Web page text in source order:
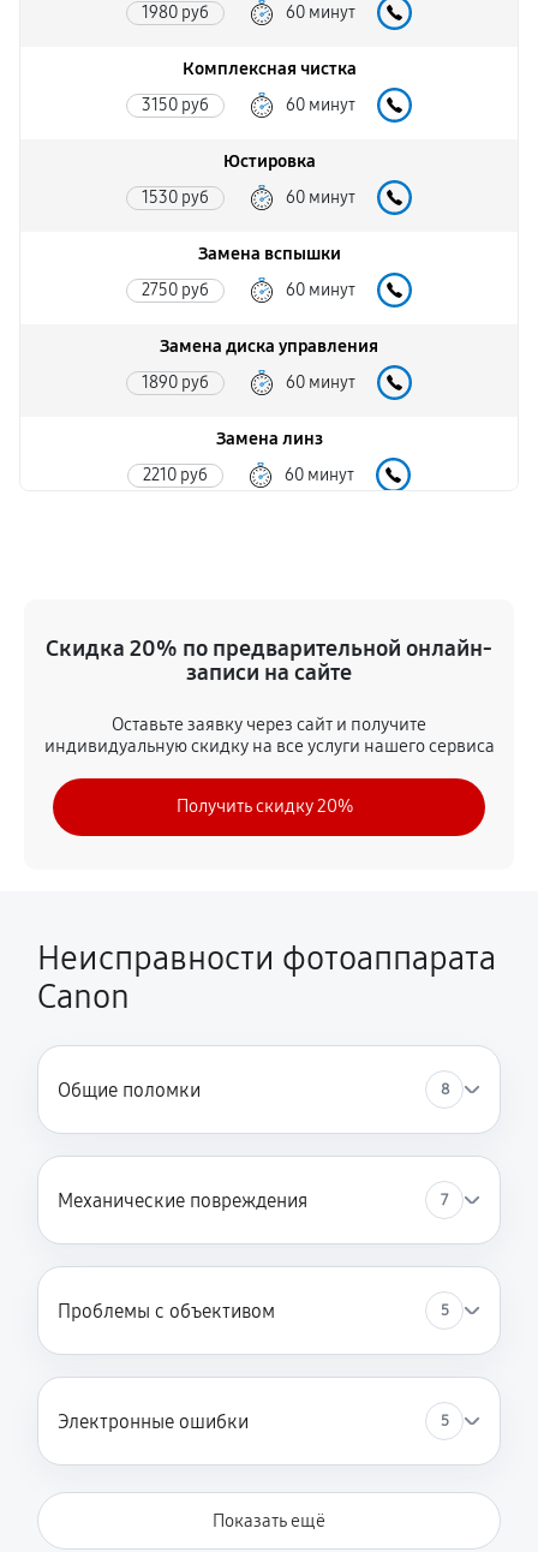
1980 руб 60 минут
Комплексная чистка
3150 руб 60 минут
Юстировка
1530 руб 60 минут
Замена вспышки
2750 руб 60 минут
Замена диска управления
1890 руб 60 минут
Замена линз
2210 руб 60 минут
2430 руб 60 минут
Замена устройства стабилизации
2570 руб 60 минут
Замена фокусировочного экрана
Замена материнской платы
2970 руб
3510 руб 60 минут
Скидка 20% по предварительной онлайн-
записи на сайте
Оставьте заявку через сайт и получите
индивидуальную скидку на все услуги нашего сервиса
Получить скидку 20%
Неисправности фотоаппарата
Canon
Общие поломки 8
Механические повреждения 7
Проблемы с объективом 5
Электронные ошибки 5
Показать ещё